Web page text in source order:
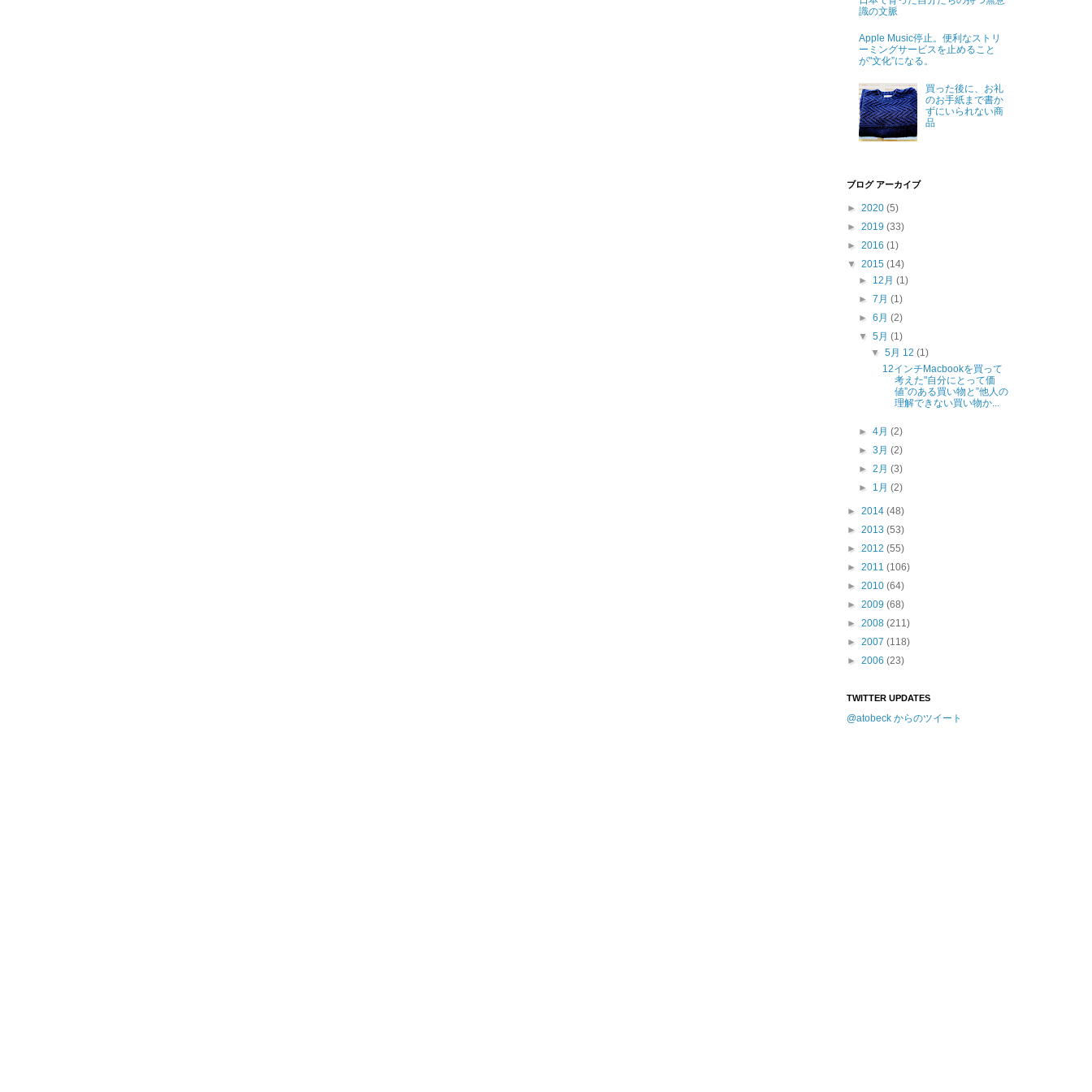
識の文脈
Apple Music停止。便利なストリ
ーミングサービスを止めること
が"文化”になる。
買った後に、お礼
のお手紙まで書か
ずにいられない商
品
ブログ アーカイブ
► 2020 (5)
► 2019 (33)
► 2016 (1)
▼ 2015 (14)
► 12月(1)
►7月(1)
►6月(2)
▼5月(1)
▼ 5月 12 (1)
12インチMacbookを買って
考えた"自分にとって価
値”のある買い物と”他人の
理解できない買い物か...
►4月(2)
►3月(2)
►2月(3)
► 1月(2)
► 2014 (48)
► 2013 (53)
► 2012 (55)
► 2011 (106)
► 2010 (64)
► 2009 (68)
► 2008 (211)
► 2007 (118)
► 2006 (23)
TWITTER UPDATES
@atobeck からのツイート